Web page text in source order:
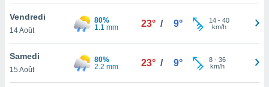
ainsi
un
la
du
Vendredi
14 Août
80%
1.1 mm
23° / 9° 14- 40
km/h
Samedi
15 Août
80%
2.2 mm
23° / 9° 8- 36
km/h